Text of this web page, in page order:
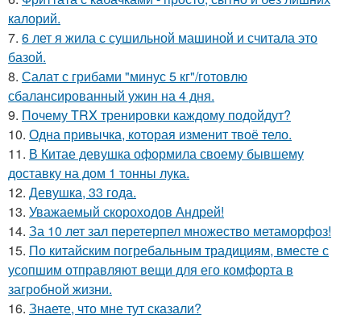
калорий.
7. 6 лет я жила с сушильной машиной и считала это
базой.
8. Салат с грибами "минус 5 кг"/готовлю
сбалансированный ужин на 4 дня.
9. Почему TRX тренировки каждому подойдут?
10. Одна привычка, которая изменит твоё тело.
11. В Китае девушка оформила своему бывшему
доставку на дом 1 тонны лука.
12. Девушка, 33 года.
13. Уважаемый скороходов Андрей!
14. За 10 лет зал перетерпел множество метаморфоз!
15. По китайским погребальным традициям, вместе с
усопшим отправляют вещи для его комфорта в
загробной жизни.
16. Знаете, что мне тут сказали?